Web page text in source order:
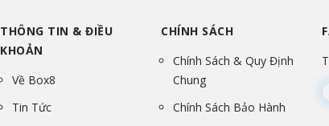
THÔNG TIN & ĐIỀU
KHOẢN
Về Box8
Tin Tức
CHÍNH SÁCH
Chính Sách & Quy Định
Chung
Chính Sách Bảo Hành